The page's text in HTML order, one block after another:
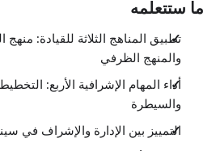
ما ستتعلمه
تطبيق المناهج الثلاثة للقيادة:
والمنهج الظرفي
أداء المهام الإشرافية الأربع: التخطيط
والسيطرة
التمييز بين الإدارة والإشراف في